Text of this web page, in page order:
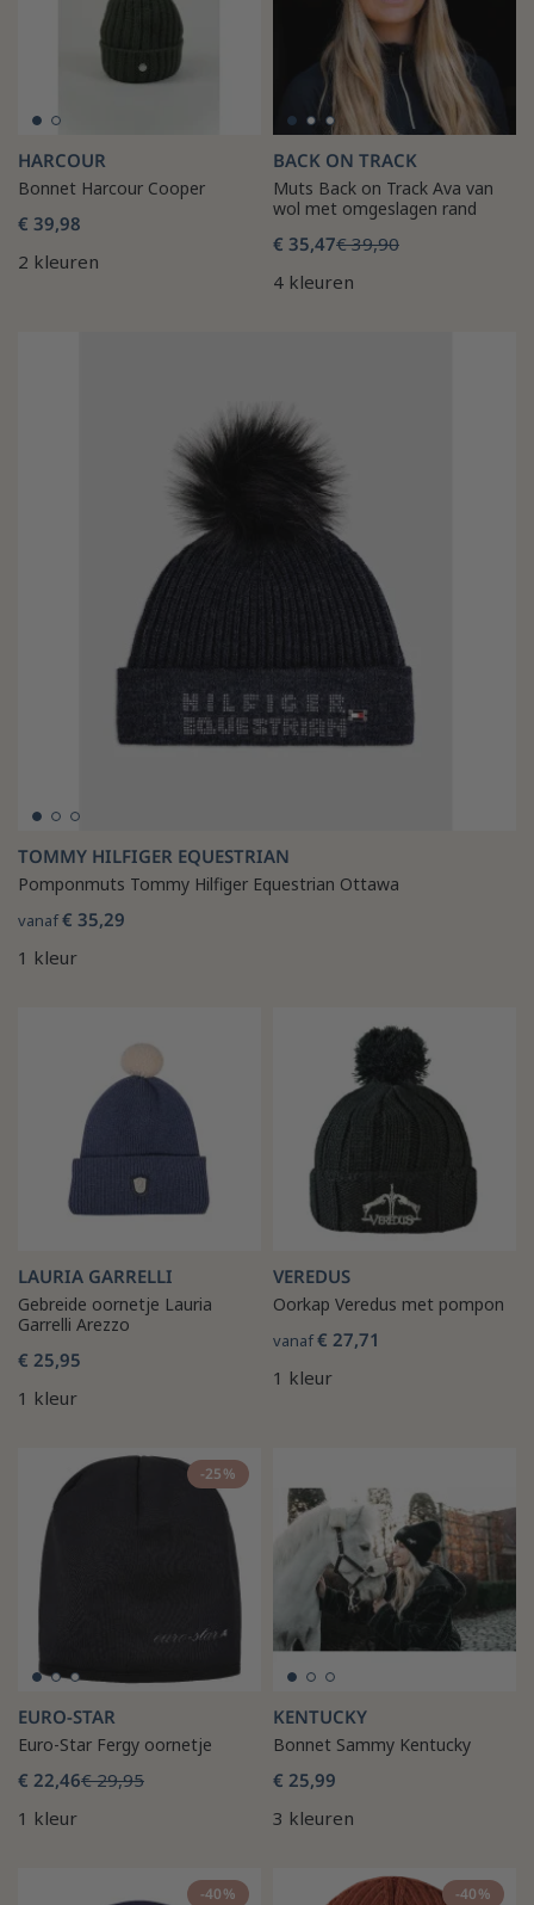
HARCOUR
Bonnet Harcour Cooper
€ 39,98
2 kleuren
BACK ON TRACK
Muts Back on Track Ava van
wol met omgeslagen rand
€ 35,47€ 39,90
4 kleuren
TOMMY HILFIGER EQUESTRIAN
Pomponmuts Tommy Hilfiger Equestrian Ottawa
vanaf€ 35,29
1 kleur
LAURIA GARRELLI
Gebreide oornetje Lauria
Garrelli Arezzo
€ 25,95
1 kleur
VEREDUS
Oorkap Veredus met pompon
vanaf€ 27,71
1 kleur
-25%
EURO-STAR
Euro-Star Fergy oornetje
€ 22,46€ 29,95
1 kleur
KENTUCKY
Bonnet Sammy Kentucky
€ 25,99
3 kleuren
-40% -40%